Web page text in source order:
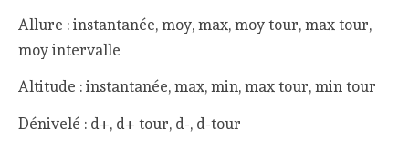
Allure : instantanée, moy, max, moy tour, max tour,
moy intervalle
Altitude : instantanée, max, min, max tour, min tour
Dénivelé : d+, d+ tour, d-, d-tour